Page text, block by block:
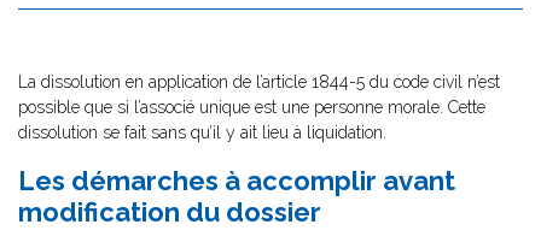
La dissolution en application de l’article 1844-5 du code civil n’est
possible que si l’associé unique est une personne morale. Cette
dissolution se fait sans qu’il y ait lieu à liquidation.
Les démarches à accomplir avant
modification du dossier